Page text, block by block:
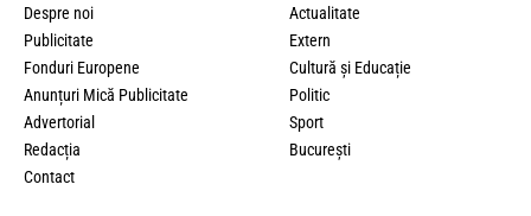
Despre noi
Publicitate
Fonduri Europene
Anunțuri Mică Publicitate
Advertorial
Redacția
Contact
Actualitate
Extern
Cultură și Educație
Politic
Sport
București